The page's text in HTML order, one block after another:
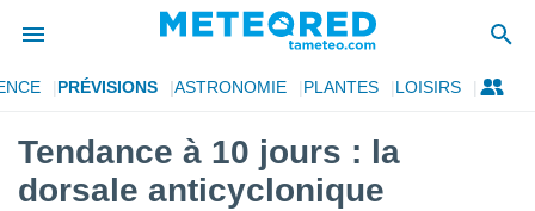
de
PRÉVISIONS ASTRONOMIE PLANTES LOISIRS
Tendance à 10 jours : la
dorsale anticyclonique